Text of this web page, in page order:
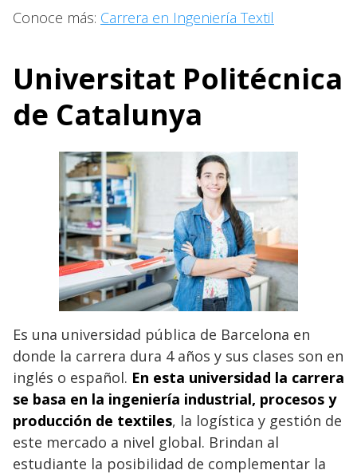
Conoce más: Carrera en Ingeniería Textil
Universitat Politécnica
de Catalunya
Es una universidad pública de Barcelona en
donde la carrera dura 4 años y sus clases son en
inglés o español. En esta universidad la carrera
se basa en la ingeniería industrial, procesos y
producción de textiles, la logística y gestión de
este mercado a nivel global. Brindan al
estudiante la posibilidad de complementar la